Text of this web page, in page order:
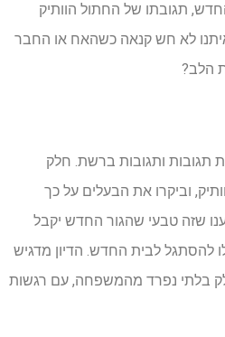
תגובתו של החתול הוותיק
לא חש קנאה כשהאח או החבר
הלב?
תגובות ותגובות ברשת. חלק
וביקרו את הבעלים על כך
שזה טבעי שהגור החדש יקבל
להסתגל לבית החדש. הדיון מדגיש
בלתי נפרד מהמשפחה, עם רגשות